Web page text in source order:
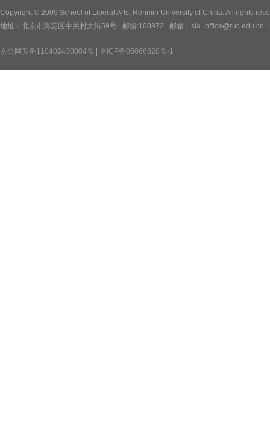
Copyright © 2009 School of Liberal Arts, Renmin University of China. All rights
地址：北京市海淀区中关村大街59号 邮编:100872 邮箱：
京公网安备110402430004号 京ICP备05066828号-1